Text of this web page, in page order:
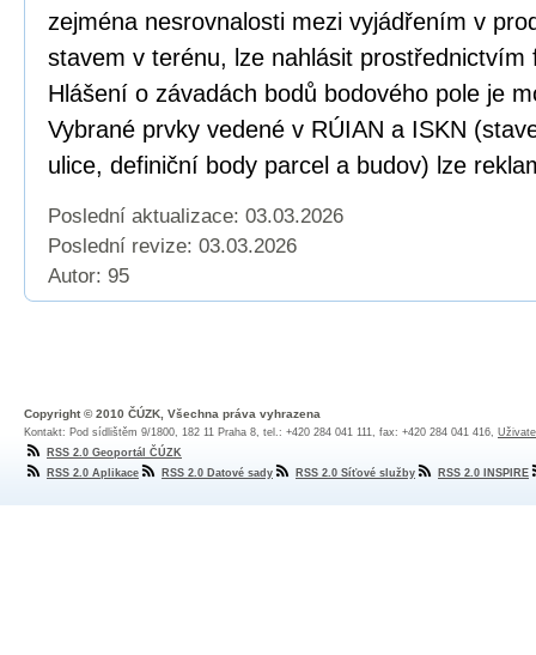
zejména nesrovnalosti mezi vyjádřením v
stavem v terénu, lze nahlásit
Hlášení o závadách bodů bodového pole je
Vybrané prvky vedené v RÚIAN a ISKN
ulice, definiční body parcel a budov) lze
Poslední aktualizace: 03.03.2026
Poslední revize: 03.03.2026
Autor: 95
Copyright © 2010 ČÚZK, Všechna práva vyhrazena
Kontakt: Pod sídlištěm 9/1800, 182 11 Praha 8, tel.: +420 284 041 111, fax: +420 284 041 416,
RSS 2.0 Geoportál ČÚZK
RSS 2.0 Aplikace
RSS 2.0 Datové sady RSS 2.0 Síťové služby RSS 2.0 INSPIRE